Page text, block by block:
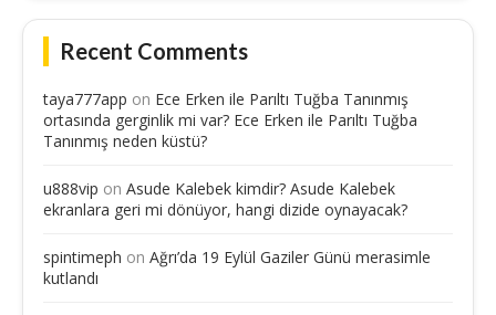
Recent Comments
taya777app on Ece Erken ile Parıltı Tuğba Tanınmış
ortasında gerginlik mi var? Ece Erken ile Parıltı Tuğba
Tanınmış neden küstü?
u888vip on Asude Kalebek kimdir? Asude Kalebek
ekranlara geri mi dönüyor, hangi dizide oynayacak?
spintimeph on Ağrı’da 19 Eylül Gaziler Günü merasimle
kutlandı